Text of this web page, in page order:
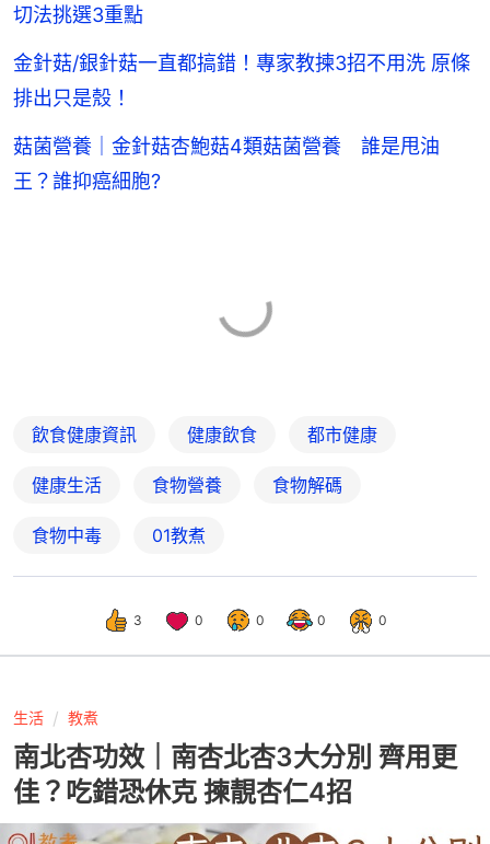
切法挑選3重點
金針菇/銀針菇一直都搞錯！專家教揀3招不用洗 原條
排出只是殼！
菇菌營養｜金針菇杏鮑菇4類菇菌營養 誰是甩油
王？誰抑癌細胞?
飲食健康資訊 健康飲食 都市健康
健康生活 食物營養 食物解碼
食物中毒 01教煮
3 0 0 0 0
生活 教煮
南北杏功效｜南杏北杏3大分別 齊用更
佳？吃錯恐休克 揀靚杏仁4招